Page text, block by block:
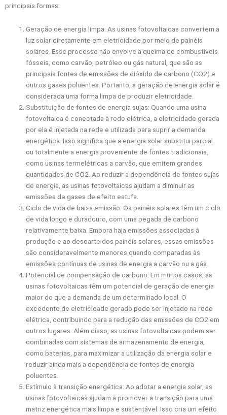
principais formas:
Geração de energia limpa: As usinas fotovoltaicas convertem a
luz solar diretamente em eletricidade por meio de painéis
solares. Esse processo não envolve a queima de combustíveis
fósseis, como carvão, petróleo ou gás natural, que são as
principais fontes de emissões de dióxido de carbono (CO2) e
outros gases poluentes. Portanto, a geração de energia solar é
considerada uma forma limpa de produzir eletricidade.
Substituição de fontes de energia sujas: Quando uma usina
fotovoltaica é conectada à rede elétrica, a eletricidade gerada
por ela é injetada na rede e utilizada para suprir a demanda
energética. Isso significa que a energia solar substitui parcial
ou totalmente a energia proveniente de fontes tradicionais,
como usinas termelétricas a carvão, que emitem grandes
quantidades de CO2. Ao reduzir a dependência de fontes sujas
de energia, as usinas fotovoltaicas ajudam a diminuir as
emissões de gases de efeito estufa.
Ciclo de vida de baixa emissão: Os painéis solares têm um ciclo
de vida longo e duradouro, com uma pegada de carbono
relativamente baixa. Embora haja emissões associadas à
produção e ao descarte dos painéis solares, essas emissões
são consideravelmente menores quando comparadas às
emissões contínuas de usinas de energia a carvão ou a gás.
Potencial de compensação de carbono: Em muitos casos, as
usinas fotovoltaicas têm um potencial de geração de energia
maior do que a demanda de um determinado local. O
excedente de eletricidade gerado pode ser injetado na rede
elétrica, contribuindo para a redução das emissões de CO2 em
outros lugares. Além disso, as usinas fotovoltaicas podem ser
combinadas com sistemas de armazenamento de energia,
como baterias, para maximizar a utilização da energia solar e
reduzir ainda mais a dependência de fontes de energia
poluentes.
Estímulo à transição energética: Ao adotar a energia solar, as
usinas fotovoltaicas ajudam a promover a transição para uma
matriz energética mais limpa e sustentável. Isso cria um efeito